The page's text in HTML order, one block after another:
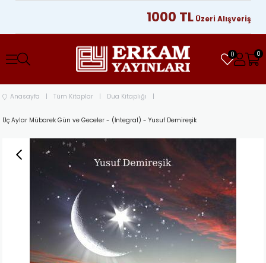
1000 TLÜzeri
0 0
Anasayfa Tüm Kitaplar Dua Kitaplığı
Üç Aylar Mübarek Gün ve Geceler - (İntegral) - Yusuf Demireşik